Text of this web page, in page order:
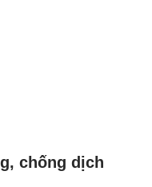
chống dịch